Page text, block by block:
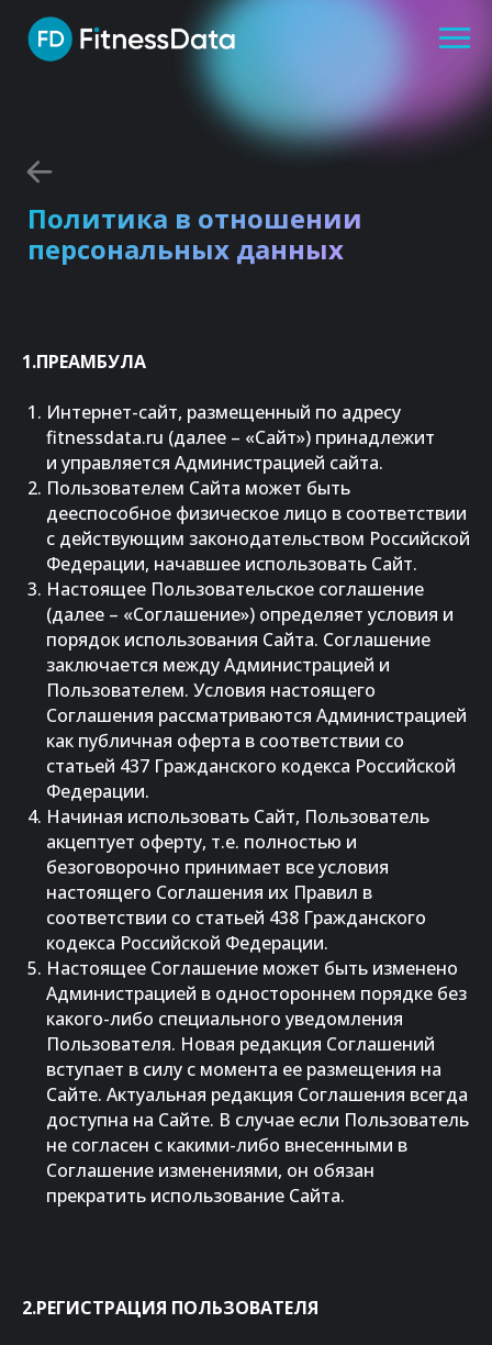
Политика в отношении
персональных данных
1.ПРЕАМБУЛА
Интернет-сайт, размещенный по адресу
fitnessdata.ru (далее – «Сайт») принадлежит
и управляется Администрацией сайта.
Пользователем Сайта может быть
дееспособное физическое лицо в соответствии
с действующим законодательством Российской
Федерации, начавшее использовать Сайт.
Настоящее Пользовательское соглашение
(далее – «Соглашение») определяет условия и
порядок использования Сайта. Соглашение
заключается между Администрацией и
Пользователем. Условия настоящего
Соглашения рассматриваются Администрацией
как публичная оферта в соответствии со
статьей 437 Гражданского кодекса Российской
Федерации.
Начиная использовать Сайт, Пользователь
акцептует оферту, т.е. полностью и
безоговорочно принимает все условия
настоящего Соглашения их Правил в
соответствии со статьей 438 Гражданского
кодекса Российской Федерации.
Настоящее Соглашение может быть изменено
Администрацией в одностороннем порядке без
какого-либо специального уведомления
Пользователя. Новая редакция Соглашений
вступает в силу с момента ее размещения на
Сайте. Актуальная редакция Соглашения всегда
доступна на Сайте. В случае если Пользователь
не согласен с какими-либо внесенными в
Соглашение изменениями, он обязан
прекратить использование Сайта.
2.РЕГИСТРАЦИЯ ПОЛЬЗОВАТЕЛЯ